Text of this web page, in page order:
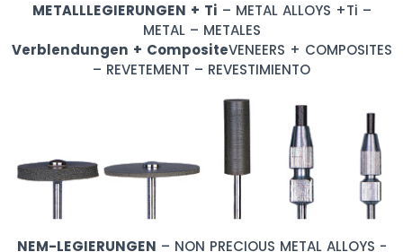
METALLLEGIERUNGEN + Ti – METAL ALLOYS +Ti –
METAL – METALES
Verblendungen + CompositeVENEERS + COMPOSITES
– REVETEMENT – REVESTIMIENTO
NEM-LEGIERUNGEN – NON PRECIOUS METAL ALLOYS -